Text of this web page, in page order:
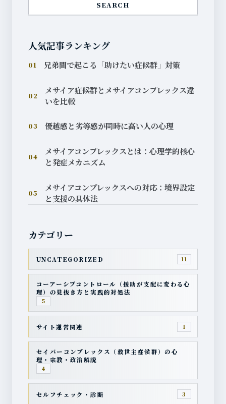
SEARCH
人気記事ランキング
01 兄弟間で起こる「助けたい症候群」対策
02
メサイア症候群とメサイアコンプレックス違
いを比較
03 優越感と劣等感が同時に高い人の心理
04
メサイアコンプレックスとは：心理学的核心
と発症メカニズム
05
メサイアコンプレックスへの対応：境界設定
と支援の具体法
カテゴリー
UNCATEGORIZED 11
コーアーシブコントロール（援助が支配に変わる心
理）の見抜き方と実践的対処法
5
サイト運営関連 1
セイバーコンプレックス（救世主症候群）の心
理・宗教・政治解説
4
セルフチェック・診断 3